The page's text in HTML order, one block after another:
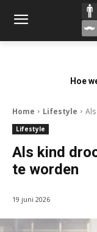
Hoe
Home Lifestyle
Lifestyle
Als kind
te worden
19 juni 2026